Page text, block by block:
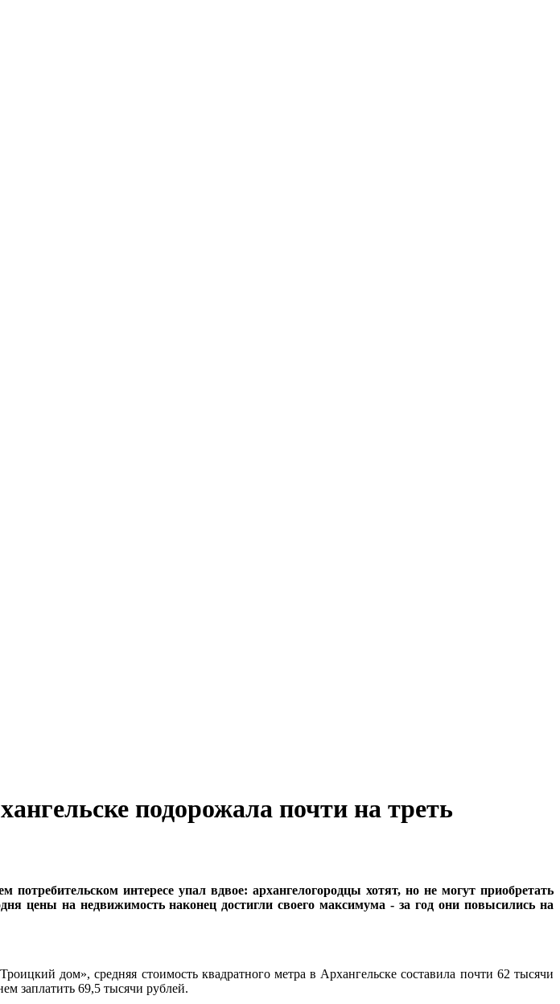
подорожала почти на треть
интересе упал вдвое: архангелогородцы хотят, но не могут приобретать
цены на недвижимость наконец достигли своего максимума - за год они повысились на
дом», средняя стоимость квадратного метра в Архангельске составила почти 62 тысячи
заплатить 69,5 тысячи рублей.